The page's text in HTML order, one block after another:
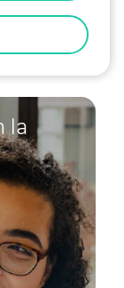
la